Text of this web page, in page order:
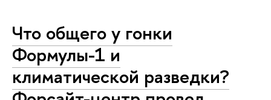
Что общего у гонки
Формулы-1 и
климатической разведки?